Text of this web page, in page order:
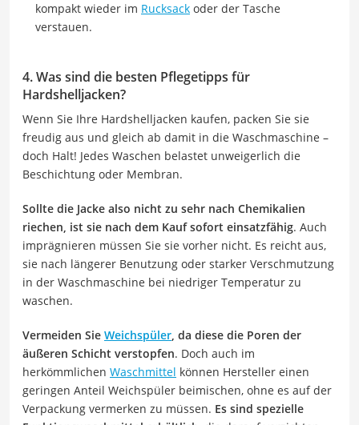
kompakt wieder im Rucksack oder der Tasche
verstauen.
4. Was sind die besten Pflegetipps für
Hardshelljacken?
Wenn Sie Ihre Hardshelljacken kaufen, packen Sie sie
freudig aus und gleich ab damit in die Waschmaschine –
doch Halt! Jedes Waschen belastet unweigerlich die
Beschichtung oder Membran.
Sollte die Jacke also nicht zu sehr nach Chemikalien
riechen, ist sie nach dem Kauf sofort einsatzfähig. Auch
imprägnieren müssen Sie sie vorher nicht. Es reicht aus,
sie nach längerer Benutzung oder starker Verschmutzung
in der Waschmaschine bei niedriger Temperatur zu
waschen.
Vermeiden Sie Weichspüler, da diese die Poren der
äußeren Schicht verstopfen. Doch auch im
herkömmlichen Waschmittel können Hersteller einen
geringen Anteil Weichspüler beimischen, ohne es auf der
Verpackung vermerken zu müssen. Es sind spezielle